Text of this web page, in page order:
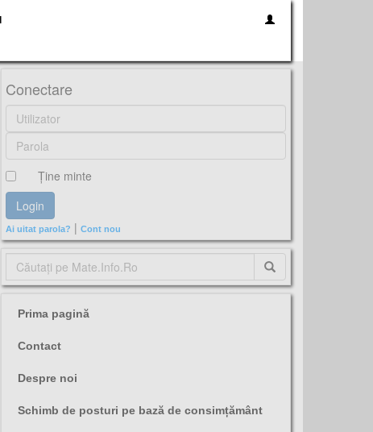
Conectare
Ţine minte
Ai uitat parola? | Cont nou
Prima pagină
Contact
Despre noi
Schimb de posturi pe bază de consimțământ